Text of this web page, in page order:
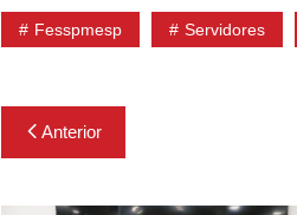
Fesspmesp Servidores
Navegação
de
Anterior